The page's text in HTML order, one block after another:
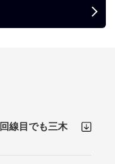
回線目でも三木